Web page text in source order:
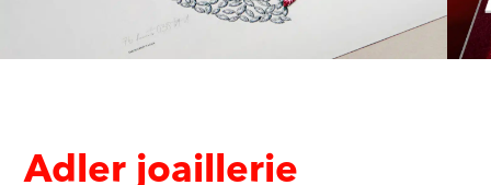
Adler joaillerie